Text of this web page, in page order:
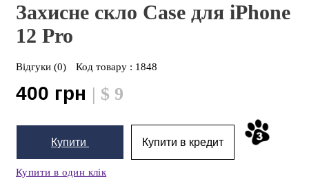
Захисне скло Case для iPhone
12 Pro
Відгуки (0) Код товару : 1848
400 грн | $ 9
Купити Купити в кредит
Купити в один клік